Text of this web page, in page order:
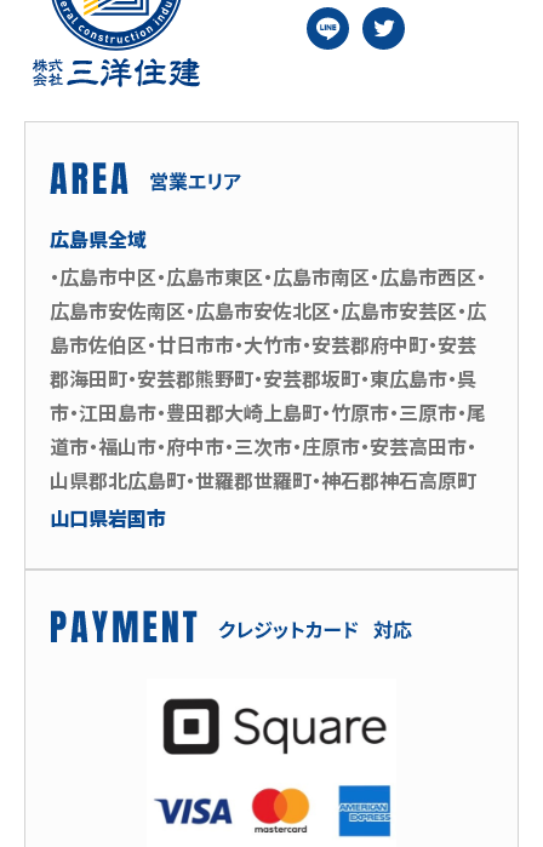
広島県全域
・広島市中区・広島市東区・広島市南区・広島市西区・
広島市安佐南区・広島市安佐北区・広島市安芸区・広
島市佐伯区・廿日市市・大竹市・安芸郡府中町・安芸
郡海田町・安芸郡熊野町・安芸郡坂町・東広島市・呉
市・江田島市・豊田郡大崎上島町・竹原市・三原市・尾
道市・福山市・府中市・三次市・庄原市・安芸高田市・
山県郡北広島町・世羅郡世羅町・神石郡神石高原町
山口県岩国市